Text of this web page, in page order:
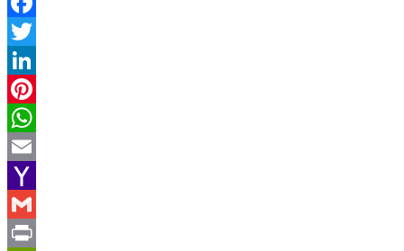
Facebook
Twitter
LinkedIn
Pinterest
WhatsApp
Email
Yahoo
Mail
Gmail